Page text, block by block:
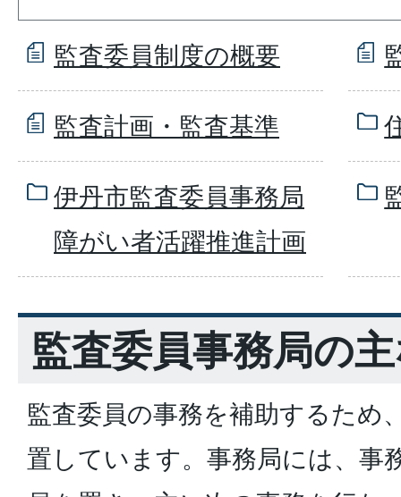
監査委員制度の概要
監査計画・監査基準
伊丹市監査委員事務局
障がい者活躍推進計画
監査委員事務局の
監査委員の事務を補助するため
置しています。事務局には、事